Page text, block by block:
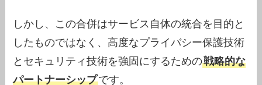
しかし、この合併はサービス自体の統合を目的と
したものではなく、高度なプライバシー保護技術
とセキュリティ技術を強固にするための戦略的な
パートナーシップです。